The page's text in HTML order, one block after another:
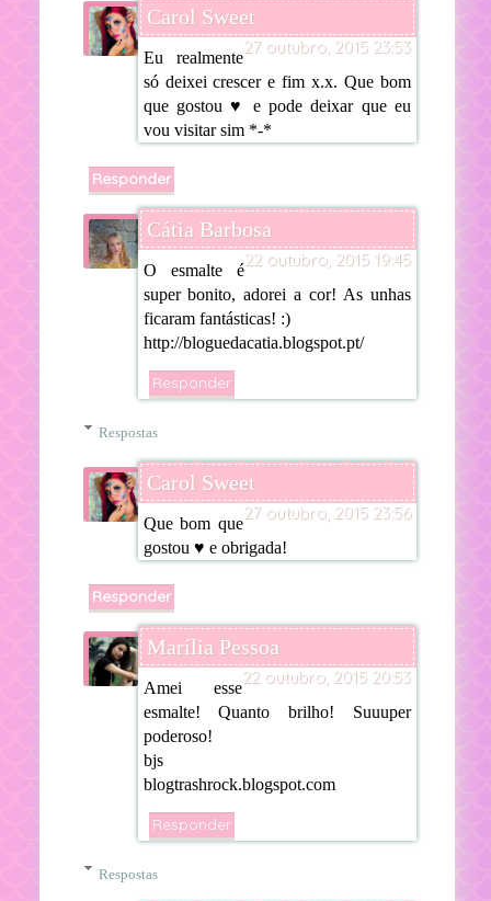
Carol Sweet
27 outubro, 2015 23:53
Eu realmente
só deixei crescer e fim x.x. Que bom
que gostou ♥ e pode deixar que eu
vou visitar sim *-*
Responder
Cátia Barbosa
22 outubro, 2015 19:45
O esmalte é
super bonito, adorei a cor! As unhas
ficaram fantásticas! :)
http://bloguedacatia.blogspot.pt/
Responder
Respostas
Carol Sweet
27 outubro, 2015 23:56
Que bom que
gostou ♥ e obrigada!
Responder
Marília Pessoa
22 outubro, 2015 20:53
Amei esse
esmalte! Quanto brilho! Suuuper
poderoso!
bjs
blogtrashrock.blogspot.com
Responder
Respostas